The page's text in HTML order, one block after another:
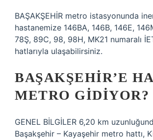
BAŞAKŞEHİR metro istasyonunda
hastanemize 146BA, 146B, 146E,
78Ş, 89C, 98, 98H, MK21 numaralı
hatlarıyla ulaşabilirsiniz.
BAŞAKŞEHIR’E
METRO GIDIYOR?
GENEL BİLGİLER 6,20 km
Başakşehir – Kayaşehir metro hattı,